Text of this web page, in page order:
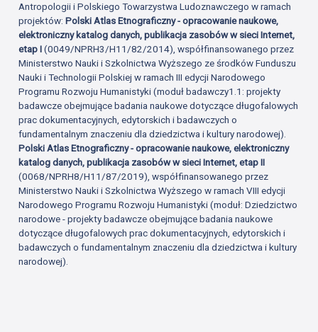
Antropologii i Polskiego Towarzystwa Ludoznawczego w ramach
projektów:Polski Atlas Etnograficzny - opracowanie naukowe,
elektroniczny katalog danych, publikacja zasobów w sieci Internet,
etap I(0049/NPRH3/H11/82/2014), współfinansowanego przez
Ministerstwo Nauki i Szkolnictwa Wyższego ze środków Funduszu
Nauki i Technologii Polskiej w ramach III edycji Narodowego
Programu Rozwoju Humanistyki (moduł badawczy1.1: projekty
badawcze obejmujące badania naukowe dotyczące długofalowych
prac dokumentacyjnych, edytorskich i badawczych o
fundamentalnym znaczeniu dla dziedzictwa i kultury narodowej).
Polski Atlas Etnograficzny - opracowanie naukowe, elektroniczny
katalog danych, publikacja zasobów w sieci Internet, etap II
(0068/NPRH8/H11/87/2019), współfinansowanego przez
Ministerstwo Nauki i Szkolnictwa Wyższego w ramach VIII edycji
Narodowego Programu Rozwoju Humanistyki (moduł: Dziedzictwo
narodowe - projekty badawcze obejmujące badania naukowe
dotyczące długofalowych prac dokumentacyjnych, edytorskich i
badawczych o fundamentalnym znaczeniu dla dziedzictwa i kultury
narodowej).